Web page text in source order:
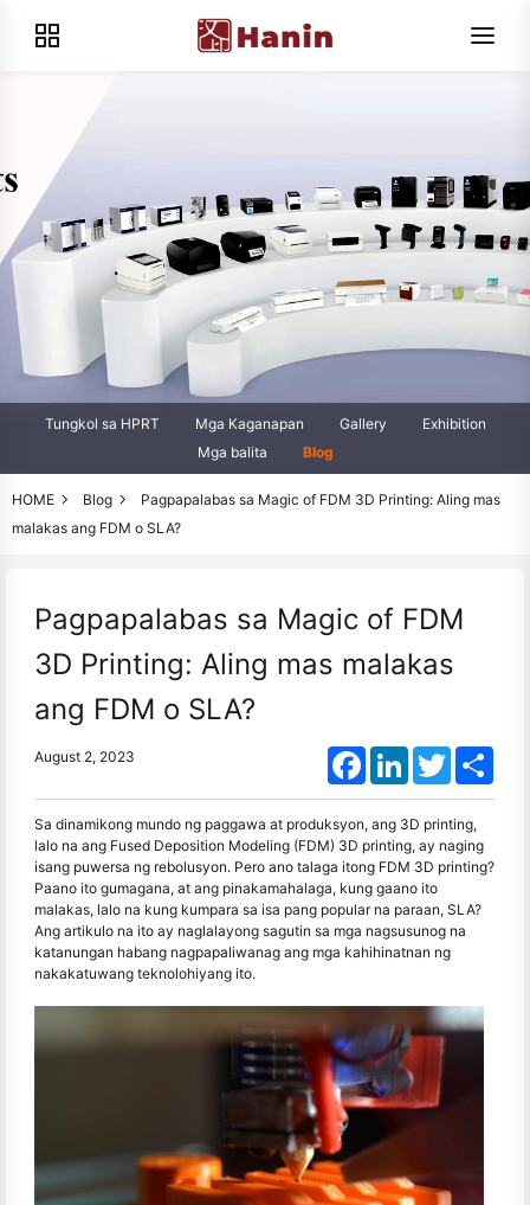
Tungkol sa HPRT Mga Kaganapan Gallery
Exhibition
Mga balita
Blog
HOME Blog
Pagpapalabas sa Magic of FDM 3D Printing: Aling mas
malakas ang FDM o SLA?
Pagpapalabas sa Magic of FDM
3D Printing: Aling mas malakas
ang FDM o SLA?
August 2, 2023 FacebookLinkedInTwitter
Sa dinamikong mundo ng paggawa at produksyon, ang 3D printing,
lalo na ang Fused Deposition Modeling (FDM) 3D printing, ay naging
isang puwersa ng rebolusyon. Pero ano talaga itong FDM 3D printing?
Paano ito gumagana, at ang pinakamahalaga, kung gaano ito
malakas, lalo na kung kumpara sa isa pang popular na paraan, SLA?
Ang artikulo na ito ay naglalayong sagutin sa mga nagsusunog na
katanungan habang nagpapaliwanag ang mga kahihinatnan ng
nakakatuwang teknolohiyang ito.